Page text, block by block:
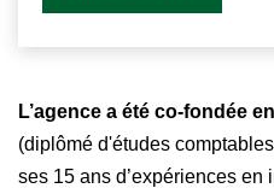
L’agence a été co-fondée
(diplômé d'études
ses 15 ans d’expériences en